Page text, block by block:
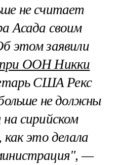
не считает
Асада своим
этом заявили
ООН Никки
США Рекс
не должны
сирийском
это делала
—